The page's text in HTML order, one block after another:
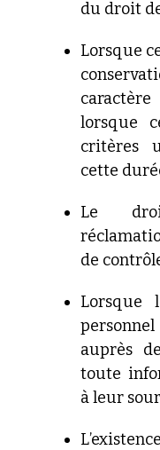
du droit
Lorsque
lorsque
critères
cette
Le
de
Lorsque
auprès
toute
àleur
L’existence